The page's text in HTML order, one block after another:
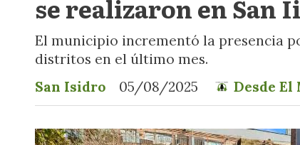
se realizaron en San
El municipio incrementó la presencia
distritos en el último mes.
San Isidro
05/08/2025 Desde El